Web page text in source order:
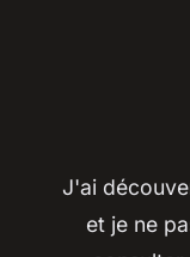
J'ai
et je ne